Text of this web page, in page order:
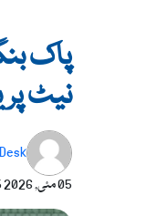
پاک
نیٹ
05 مئی, 2026